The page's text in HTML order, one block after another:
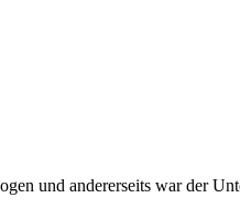
und andererseits war der